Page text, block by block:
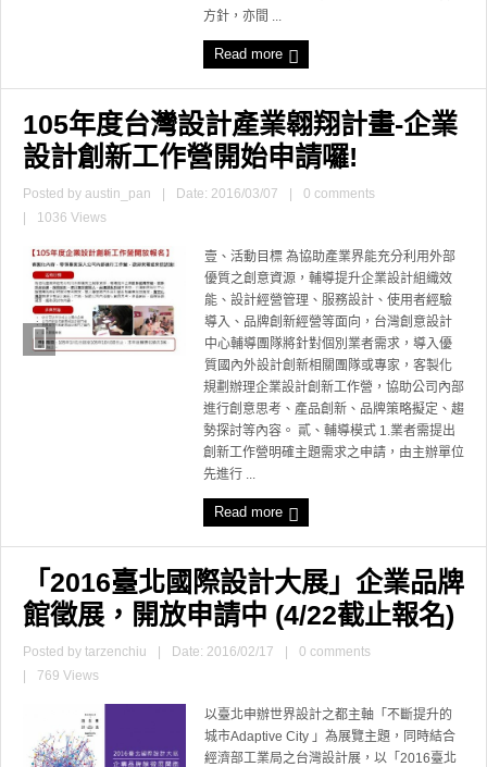
方針，亦間 ...
Read more
105年度台灣設計產業翱翔計畫-企業
設計創新工作營開始申請囉!
Posted by austin_pan Date: 2016/03/07
0 comments
1036 Views
壹、活動目標 為協助產業界能充分利用外部
優質之創意資源，輔導提升企業設計組織效
能、設計經營管理、服務設計、使用者經驗
導入、品牌創新經營等面向，台灣創意設計
中心輔導團隊將針對個別業者需求，導入優
質國內外設計創新相關團隊或專家，客製化
規劃辦理企業設計創新工作營，協助公司內部
進行創意思考、產品創新、品牌策略擬定、趨
勢探討等內容。 貳、輔導模式 1.業者需提出
創新工作營明確主題需求之申請，由主辦單位
先進行 ...
Read more
「2016臺北國際設計大展」企業品牌
館徵展，開放申請中 (4/22截止報名)
Posted by tarzenchiu Date: 2016/02/17
0 comments
769 Views
以臺北申辦世界設計之都主軸「不斷提升的
城市Adaptive City 」為展覽主題，同時結合
經濟部工業局之台灣設計展，以「2016臺北